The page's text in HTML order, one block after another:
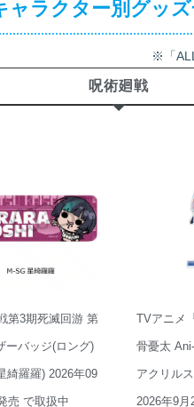
ャラクター別グッ
※「
呪術廻戦
第3期死滅回游 第
ーバッジ(ロング)
綺羅羅) 2026年09
売 で取扱中
TVアニメ
骨憂太
アクリル
2026年9月